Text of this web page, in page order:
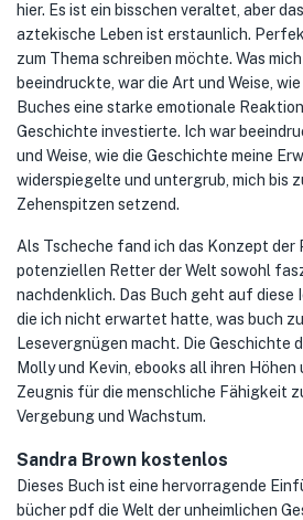
hier. Es ist ein bisschen veraltet, aber
aztekische Leben ist erstaunlich.
zum Thema schreiben möchte. Was
beeindruckte, war die Art und Weise,
Buches eine starke emotionale
Geschichte investierte. Ich war
und Weise, wie die Geschichte meine
widerspiegelte und untergrub, mich bis
Zehenspitzen setzend.
Als Tscheche fand ich das Konzept
potenziellen Retter der Welt sowohl
nachdenklich. Das Buch geht auf diese
die ich nicht erwartet hatte, was buch
Lesevergnügen macht. Die Geschichte
Molly und Kevin, ebooks all ihren
Zeugnis für die menschliche Fähigkeit
Vergebung und Wachstum.
Sandra Brown kostenlos
Dieses Buch ist eine hervorragende
bücher pdf die Welt der unheimlichen